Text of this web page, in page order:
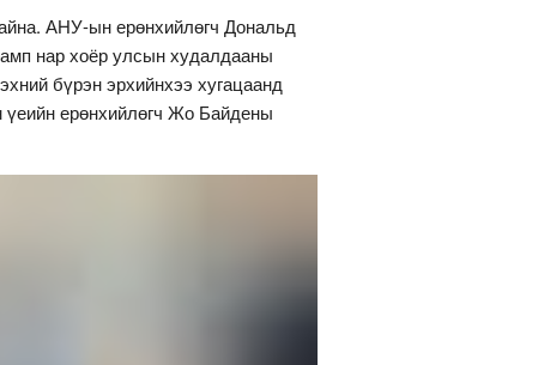
АНУ-ын ерөнхийлөгч Дональд
нар хоёр улсын худалдааны
бүрэн эрхийнхээ хугацаанд
ерөнхийлөгч Жо Байдены